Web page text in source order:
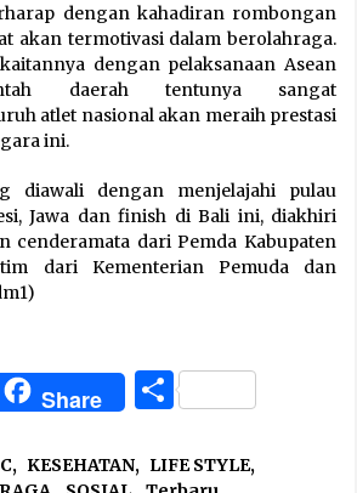
dengan kahadiran rombongan
akan termotivasi dalam berolahraga.
dengan pelaksanaan Asean
daerah tentunya sangat
atlet nasional akan meraih prestasi
ini.
diawali dengan menjelajahi pulau
Jawa dan finish di Bali ini, diakhiri
cenderamata dari Pemda Kabupaten
dari Kementerian Pemuda dan
Share Share
, KESEHATAN, LIFE STYLE,